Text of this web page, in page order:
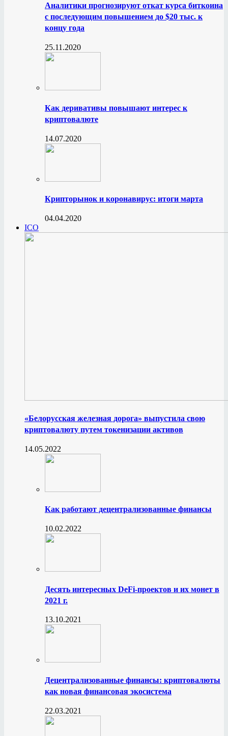
Аналитики прогнозируют откат курса биткоина
с последующим повышением до $20 тыс. к
концу года
25.11.2020
Как деривативы повышают интерес к
криптовалюте
14.07.2020
Крипторынок и коронавирус: итоги марта
04.04.2020
ICO
«Белорусская железная дорога» выпустила свою
криптовалюту путем токенизации активов
14.05.2022
Как работают децентрализованные финансы
10.02.2022
Десять интересных DeFi-проектов и их монет в
2021 г.
13.10.2021
Децентрализованные финансы: криптовалюты
как новая финансовая экосистема
22.03.2021